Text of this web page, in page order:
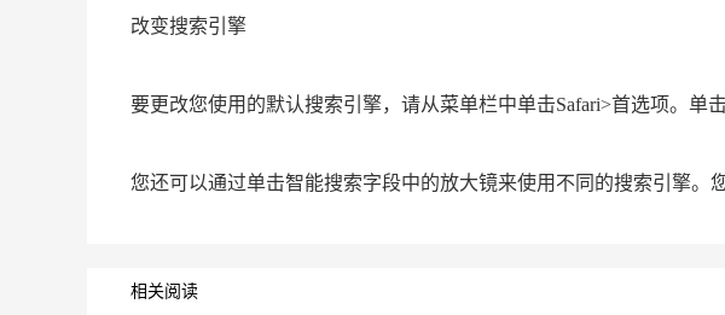
改变搜索引擎
要更改您使用的默认搜索引擎，请从菜单栏中单击Safari>首选项。单
您还可以通过单击智能搜索字段中的放大镜来使用不同的搜索引擎。
相关阅读